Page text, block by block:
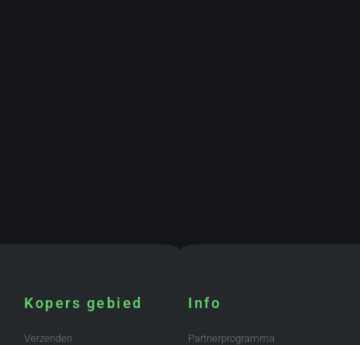
Kopers gebied
Verzenden
Info
Partnerprogramma